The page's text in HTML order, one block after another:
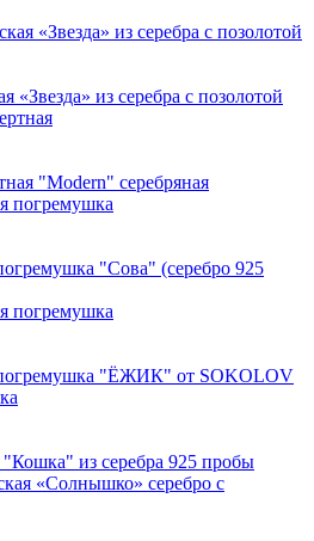
«Звезда» из серебра с позолотой
"Modern" серебряная
"Сова" (серебро 925
погремушка "ЁЖИК" от SOKOLOV
из серебра 925 пробы